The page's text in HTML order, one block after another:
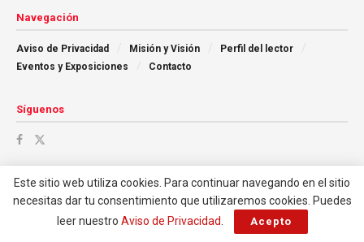
Navegación
Aviso de Privacidad Misión y Visión
Perfil del lector
Eventos y Exposiciones
Contacto
Síguenos
Este sitio web utiliza cookies. Para continuar navegando en el sitio
necesitas dar tu consentimiento que utilizaremos cookies. Puedes
leer nuestro Aviso de Privacidad Acepto